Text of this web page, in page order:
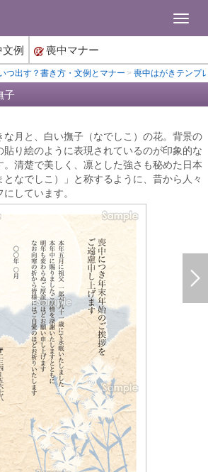
例 喪中マナー
つ出す？書き方・文例とマナー 喪中はがきテンプ
子
な月と、白い撫子（なでしこ）の花。背景の
貼り絵のように表現されているのが印象的な
清楚で美しく、凛とした強さも秘めた日本
なでしこ）」と称するように、昔から人々
しています。